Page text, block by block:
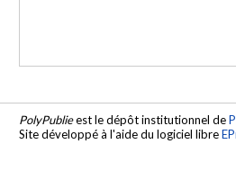
PolyPublieest le dépôt institutionnel de
Site développé à l'aide du logiciel libre